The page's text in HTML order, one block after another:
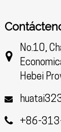
No.10,
Hebei
+86-